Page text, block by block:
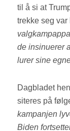
til å si at
trekke seg
de insinuerer
lurer sine
Dagbladet
siteres på
kampanjen
Biden